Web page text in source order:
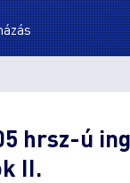
hrsz-ú
II.